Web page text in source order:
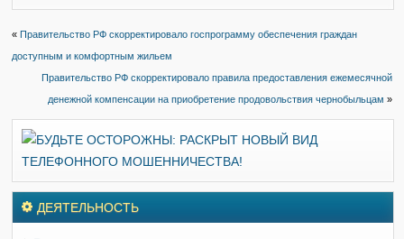
«Правительство РФ скорректировало госпрограмму обеспечения граждан
доступным и комфортным жильем
Правительство РФ скорректировало правила предоставления ежемесячной
денежной компенсации на приобретение продовольствия чернобыльцам »
ДЕЯТЕЛЬНОСТЬ